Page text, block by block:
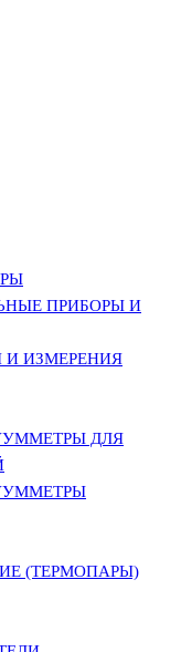
ПРИБОРЫ И
И ИЗМЕРЕНИЯ
ДЛЯ
(ТЕРМОПАРЫ)